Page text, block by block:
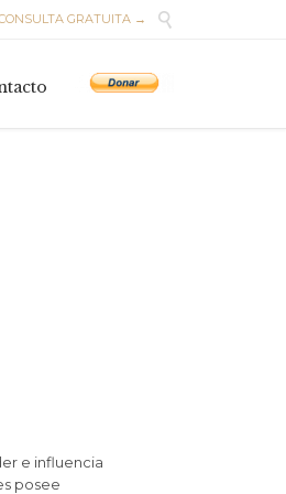
GRATUITA → 
e influencia
posee